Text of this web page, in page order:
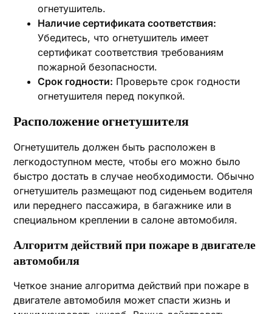
огнетушитель.
Наличие сертификата соответствия:
Убедитесь, что огнетушитель имеет
сертификат соответствия требованиям
пожарной безопасности.
Срок годности: Проверьте срок годности
огнетушителя перед покупкой.
Расположение огнетушителя
Огнетушитель должен быть расположен в
легкодоступном месте, чтобы его можно было
быстро достать в случае необходимости. Обычно
огнетушитель размещают под сиденьем водителя
или переднего пассажира, в багажнике или в
специальном креплении в салоне автомобиля.
Алгоритм действий при пожаре в двигателе
автомобиля
Четкое знание алгоритма действий при пожаре в
двигателе автомобиля может спасти жизнь и